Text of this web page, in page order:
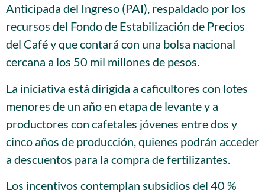
Anticipada del Ingreso (PAI), respaldado por los
recursos del Fondo de Estabilización de Precios
del Café y que contará con una bolsa nacional
cercana a los 50 mil millones de pesos.
La iniciativa está dirigida a caficultores con lotes
menores de un año en etapa de levante y a
productores con cafetales jóvenes entre dos y
cinco años de producción, quienes podrán acceder
a descuentos para la compra de fertilizantes.
Los incentivos contemplan subsidios del 40 %